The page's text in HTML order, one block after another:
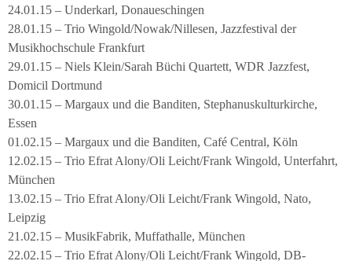
24.01.15 – Underkarl, Donaueschingen
28.01.15 – Trio Wingold/Nowak/Nillesen, Jazzfestival der
Musikhochschule Frankfurt
29.01.15 – Niels Klein/Sarah Büchi Quartett, WDR Jazzfest,
Domicil Dortmund
30.01.15 – Margaux und die Banditen, Stephanuskulturkirche,
Essen
01.02.15 – Margaux und die Banditen, Café Central, Köln
12.02.15 – Trio Efrat Alony/Oli Leicht/Frank Wingold, Unterfahrt,
München
13.02.15 – Trio Efrat Alony/Oli Leicht/Frank Wingold, Nato,
Leipzig
21.02.15 – MusikFabrik, Muffathalle, München
22.02.15 – Trio Efrat Alony/Oli Leicht/Frank Wingold, DB-